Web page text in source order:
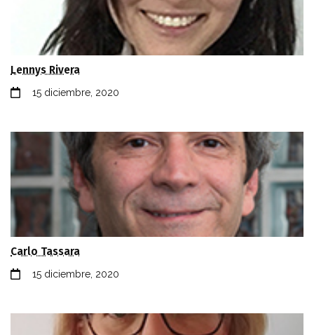
Lennys Rivera
15 diciembre, 2020
Carlo Tassara
15 diciembre, 2020